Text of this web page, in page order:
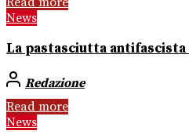
News
La pastasciutta
Redazione
Read more
News